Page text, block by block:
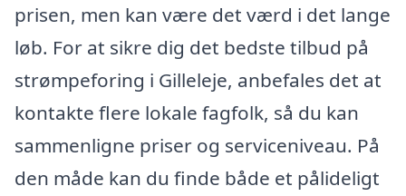
prisen, men kan være det værd i det lange
løb. For at sikre dig det bedste tilbud på
strømpeforing i Gilleleje, anbefales det at
kontakte flere lokale fagfolk, så du kan
sammenligne priser og serviceniveau. På
den måde kan du finde både et pålideligt